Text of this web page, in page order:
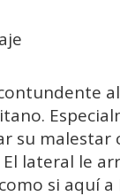
su malestar
lateral le
si aquí